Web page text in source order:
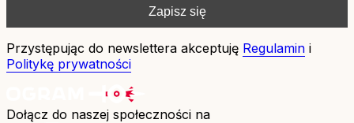
Przystępując do newslettera akceptuję Regulamin i
Politykę prywatności
Dołącz do naszej społeczności na